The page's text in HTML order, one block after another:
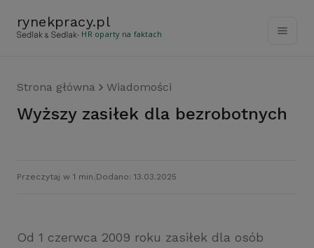
rynekpracy.pl
- HR oparty na faktach
Strona główna Wiadomości
Wyższy zasiłek dla bezrobotnych
Przeczytaj w 1 min. Dodano: 13.03.2025
Od 1 czerwca 2009 roku zasiłek dla osób